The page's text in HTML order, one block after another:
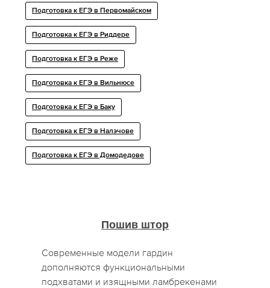
Подготовка к ЕГЭ в Первомайском
Подготовка к ЕГЭ в Риддере
Подготовка к ЕГЭ в Реже
Подготовка к ЕГЭ в Вильнюсе
Подготовка к ЕГЭ в Баку
Подготовка к ЕГЭ в Нaлэчoве
Подготовка к ЕГЭ в Домодедове
Пошив штор
Современные модели гардин
дополняются функциональными
подхватами и изящными ламбрекенами